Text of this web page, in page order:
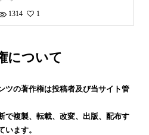
1314 1
について
ツの著作権は投稿者及び当サイト管
で複製、転載、改変、出版、配布す
います。